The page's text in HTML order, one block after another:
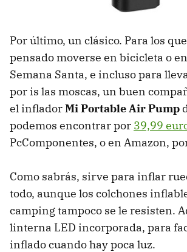
Por último, un clásico. Para los
pensado moverse en bicicleta o
Semana Santa, e incluso para
por is las moscas, un buen
el infladorMi Portable Air Pump
podemos encontrar por 39,99
PcComponentes, o en Amazon,
Como sabrás, sirve para inflar
todo, aunque los colchones
camping tampoco se le resisten.
linterna LED incorporada, para
inflado cuando hay poca luz.